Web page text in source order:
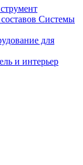
Системы
для
и интерьер